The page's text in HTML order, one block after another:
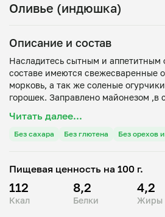
Оливье (индюшка)
Описание и состав
Насладитесь сытным и аппетитным
составе имеются свежесваренные
морковь, а так же соленые
горошек. Заправлено майонезом ,в
Читать далее...
Без сахара Без глютена Без орехов
Пищевая ценность на 100 г.
112
Ккал
8,2
Белки
4,2
Жиры